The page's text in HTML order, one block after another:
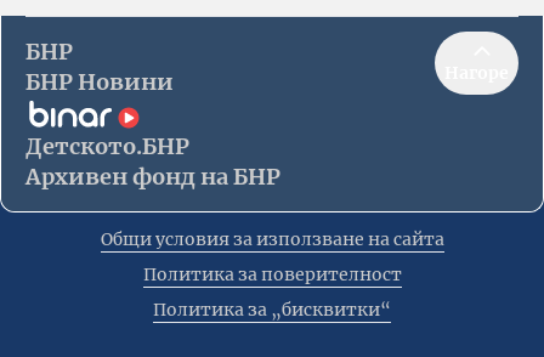
БНР
БНР Новини
Детското.БНР
Архивен фонд на БНР
Общи условия за използване на сайта
Политика за поверителност
Политика за „бисквитки“